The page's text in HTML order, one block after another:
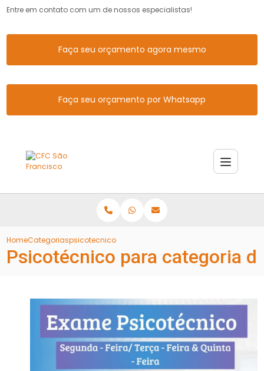
Entre em contato com um de nossos especialistas!
Faça seu orçamento agora mesmo
Faça seu orçamento por Whatsapp
HomeCategoriaspsicotecnico categoria d
Psicotécnico para categoria d